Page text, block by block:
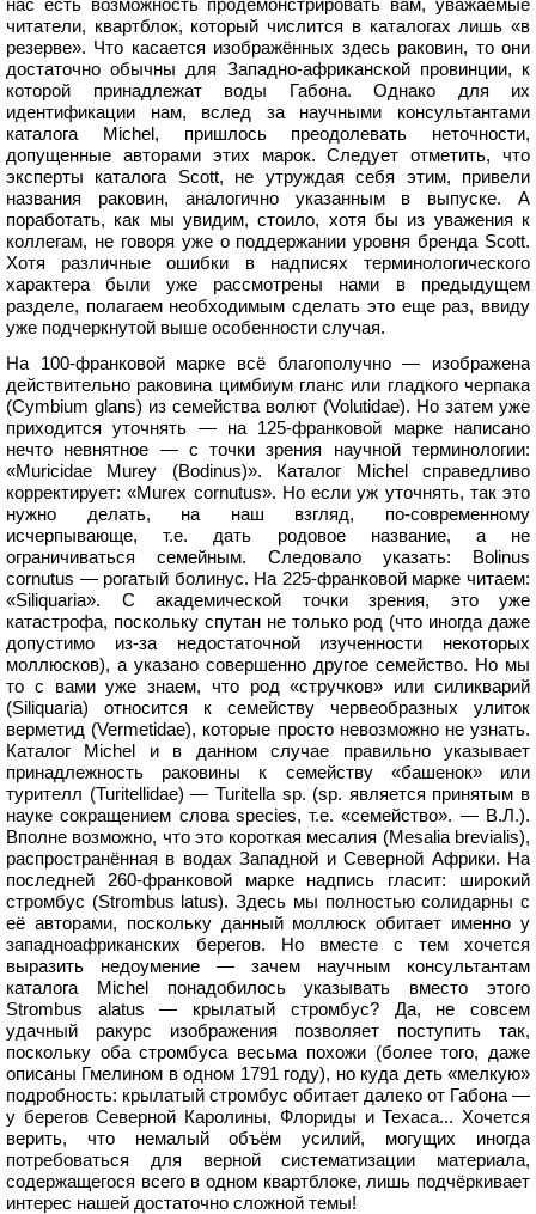
читатели, квартблок, который числится в каталогах лишь «в
резерве». Что касается изображённых здесь раковин, то они
достаточно обычны для Западно-африканской провинции, к
которой принадлежат воды Габона. Однако для их
идентификации нам, вслед за научными консультантами
каталога Michel, пришлось преодолевать неточности,
допущенные авторами этих марок. Следует отметить, что
эксперты каталога Scott, не утруждая себя этим, привели
названия раковин, аналогично указанным в выпуске. А
поработать, как мы увидим, стоило, хотя бы из уважения к
коллегам, не говоря уже о поддержании уровня бренда Scott.
Хотя различные ошибки в надписях терминологического
характера были уже рассмотрены нами в предыдущем
разделе, полагаем необходимым сделать это еще раз, ввиду
уже подчеркнутой выше особенности случая.
На 100-франковой марке всё благополучно — изображена
действительно раковина цимбиум гланс или гладкого черпака
(Cymbium glans) из семейства волют (Volutidae). Но затем уже
приходится уточнять — на 125-франковой марке написано
нечто невнятное — с точки зрения научной терминологии:
«Muricidae Murey (Bodinus)». Каталог Michel справедливо
корректирует: «Murex cornutus». Но если уж уточнять, так это
нужно делать, на наш взгляд, по-современному
исчерпывающе, т.е. дать родовое название, а не
ограничиваться семейным. Следовало указать: Bolinus
cornutus — рогатый болинус. На 225-франковой марке читаем:
«Siliquaria». С академической точки зрения, это уже
катастрофа, поскольку спутан не только род (что иногда даже
допустимо из-за недостаточной изученности некоторых
моллюсков), а указано совершенно другое семейство. Но мы
то с вами уже знаем, что род «стручков» или силикварий
(Siliquaria) относится к семейству червеобразных улиток
верметид (Vermetidae), которые просто невозможно не узнать.
Каталог Michel и в данном случае правильно указывает
принадлежность раковины к семейству «башенок» или
турителл (Turitellidae) — Turitella sp. (sp. является принятым в
науке сокращением слова species, т.е. «семейство». — В.Л.).
Вполне возможно, что это короткая месалия (Mesalia brevialis),
распространённая в водах Западной и Северной Африки. На
последней 260-франковой марке надпись гласит: широкий
стромбус (Strombus latus). Здесь мы полностью солидарны с
её авторами, поскольку данный моллюск обитает именно у
западноафриканских берегов. Но вместе с тем хочется
выразить недоумение — зачем научным консультантам
каталога Michel понадобилось указывать вместо этого
Strombus alatus — крылатый стромбус? Да, не совсем
удачный ракурс изображения позволяет поступить так,
поскольку оба стромбуса весьма похожи (более того, даже
описаны Гмелином в одном 1791 году), но куда деть «мелкую»
подробность: крылатый стромбус обитает далеко от Габона —
у берегов Северной Каролины, Флориды и Техаса... Хочется
верить, что немалый объём усилий, могущих иногда
потребоваться для верной систематизации материала,
содержащегося всего в одном квартблоке, лишь подчёркивает
интерес нашей достаточно сложной темы!